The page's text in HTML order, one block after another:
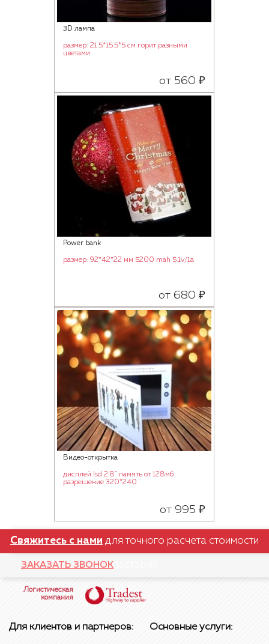
3D лампа
размер: 21.5*15.5*5 см горит разными
цветами
от 560 ₽
Power bank
размер: 92*42*22 мм 5200 mah 5.1v/1a
от 680 ₽
Видео-открытка
дисплей lsd 2.8" память от 128мб
разрешение 320*240
от 995 ₽
Свяжитесь с нами для точного расчета стоимости
поставки
ЗАКАЗАТЬ ЗВОНОК
Логистическая
компания
Для клиентов и партнеров: Основные услуги: